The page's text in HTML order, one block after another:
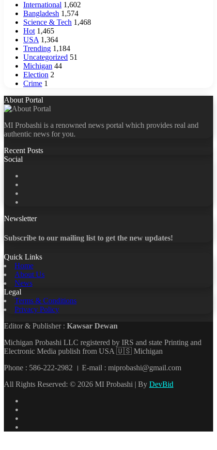
International 1,602
Bangladesh 1,574
Science & Tech 1,468
Hot 1,465
USA 1,364
Trending 1,184
Uncategorized 51
Michigan 44
Election 2
Crime 1
About Portal
MI Probashi is a renowned news portal which provides real and
authentic news for you.
Recent Posts
Social
Newsletter
Subscribe to our mailing list to get the new updates!
Quick Links
Home
About Us
News
Legal
Terms & Conditions
Privacy Policy
Editor & Publisher : Kawsar Dewan
Michigan Probashi LLC registered by IRS and state Printing and
Electronic Media publish from USA 🇺🇸 Michigan
Phone : 586-222-2982 । E-mail : miprobashi@gmail.com
All Rights Reserved: © 2026 MI Probashi | By DevBid